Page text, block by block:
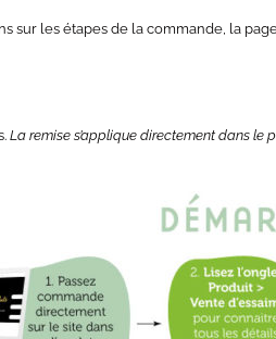
sur les étapes de la commande, la
La remise s’applique directement dans le